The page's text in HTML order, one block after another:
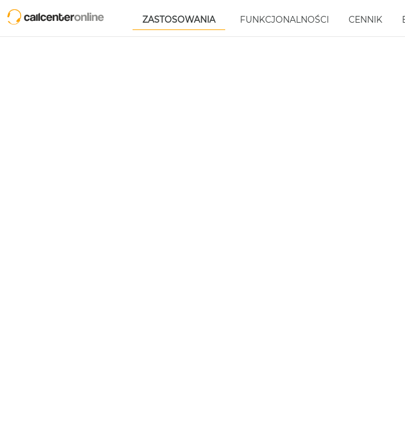
ZASTOSOWANIA FUNKCJONALNOŚCI CENNIK